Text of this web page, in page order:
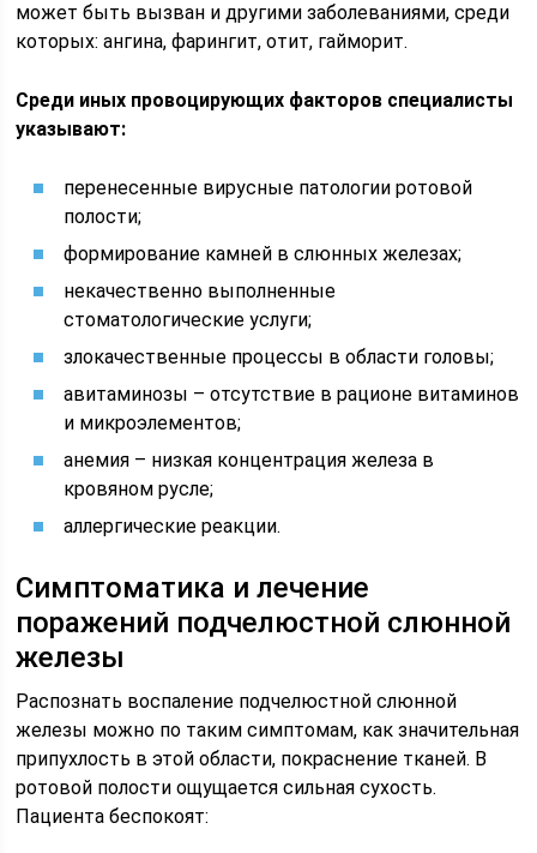
может быть вызван и другими заболеваниями, среди
которых: ангина, фарингит, отит, гайморит.
Среди иных провоцирующих факторов специалисты
указывают:
перенесенные вирусные патологии ротовой
полости;
формирование камней в слюнных железах;
некачественно выполненные
стоматологические услуги;
злокачественные процессы в области головы;
авитаминозы – отсутствие в рационе витаминов
и микроэлементов;
анемия – низкая концентрация железа в
кровяном русле;
аллергические реакции.
Симптоматика и лечение
поражений подчелюстной слюнной
железы
Распознать воспаление подчелюстной слюнной
железы можно по таким симптомам, как значительная
припухлость в этой области, покраснение тканей. В
ротовой полости ощущается сильная сухость.
Пациента беспокоят: